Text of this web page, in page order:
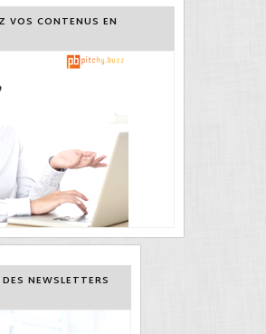
VOS CONTENUS EN
NEWSLETTERS